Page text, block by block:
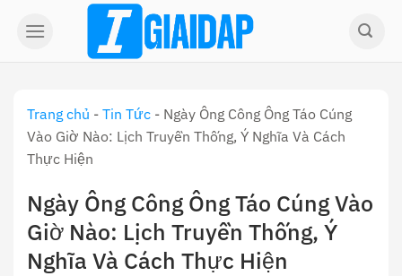
Trang chủ - Tin Tức - Ngày Ông Công Ông Táo Cúng
Vào Giờ Nào: Lịch Truyền Thống, Ý Nghĩa Và Cách
Thực Hiện
Ngày Ông Công Ông Táo Cúng Vào
Giờ Nào: Lịch Truyền Thống, Ý
Nghĩa Và Cách Thực Hiện